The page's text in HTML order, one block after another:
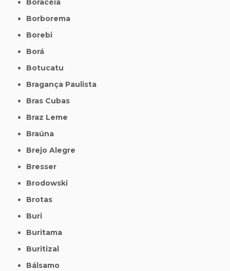
Boracéia
Borborema
Borebi
Borá
Botucatu
Bragança Paulista
Bras Cubas
Braz Leme
Braúna
Brejo Alegre
Bresser
Brodowski
Brotas
Buri
Buritama
Buritizal
Bálsamo